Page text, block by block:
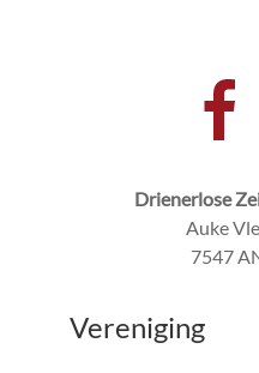
Drienerlose
Auke
7547
Vereniging